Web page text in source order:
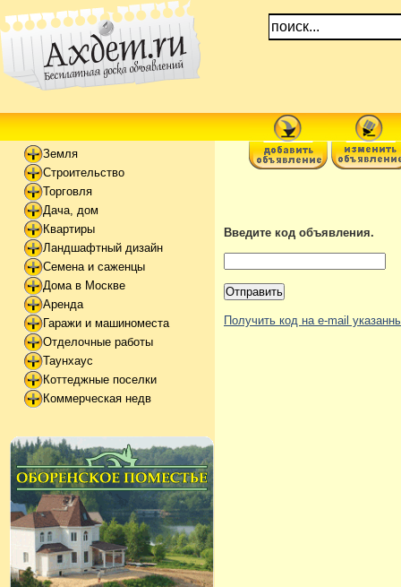
Земля
Строительство
Торговля
Дача, дом
Квартиры
Ландшафтный дизайн
Семена и саженцы
Дома в Москве
Аренда
Гаражи и машиноместа
Отделочные работы
Таунхаус
Коттеджные поселки
Коммерческая недв
Введите код объявления.
Получить код на e-mail